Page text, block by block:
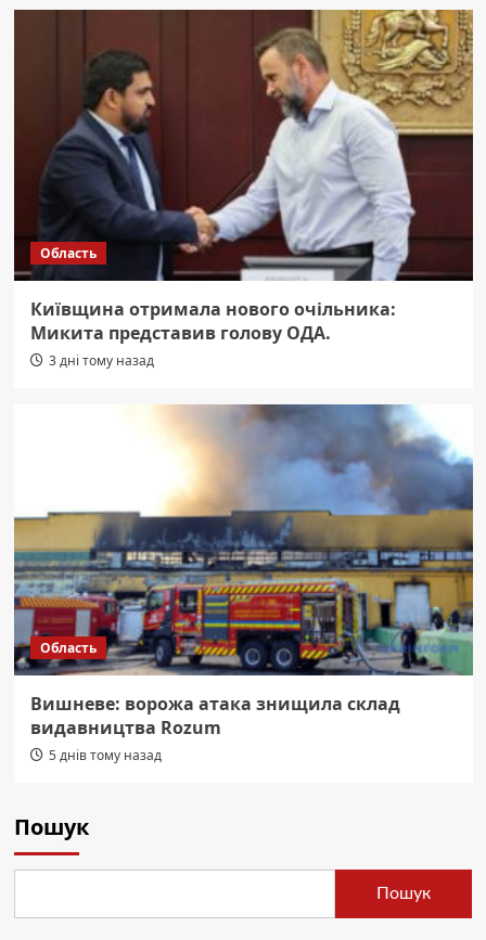
Область
Київщина отримала нового очільника:
Микита представив голову ОДА.
3 дні тому назад
Область
Вишневе: ворожа атака знищила склад
видавництва Rozum
5 днів тому назад
Пошук
Пошук